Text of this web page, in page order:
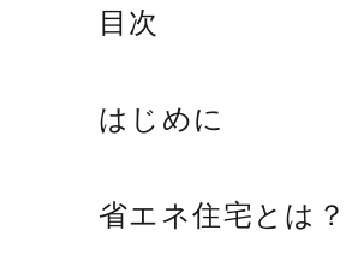
目次
はじめに
省エネ住宅とは？